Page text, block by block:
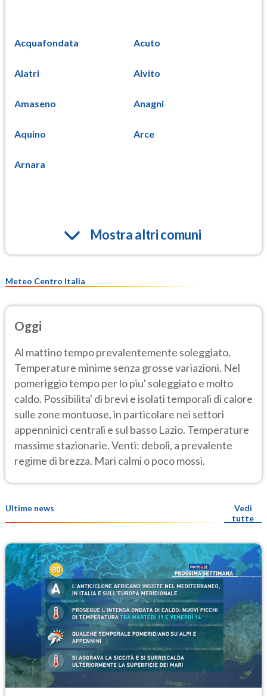
Acquafondata Acuto
Alatri Alvito
Amaseno Anagni
Aquino Arce
Arnara
Mostra altri comuni
Meteo Centro Italia
Oggi
Al mattino tempo prevalentemente soleggiato.
Temperature minime senza grosse variazioni. Nel
pomeriggio tempo per lo piu' soleggiato e molto
caldo. Possibilita' di brevi e isolati temporali di calore
sulle zone montuose, in particolare nei settori
appenninici centrali e sul basso Lazio. Temperature
massime stazionarie. Venti: deboli, a prevalente
regime di brezza. Mari calmi o poco mossi.
Ultime news
Vedi
tutte